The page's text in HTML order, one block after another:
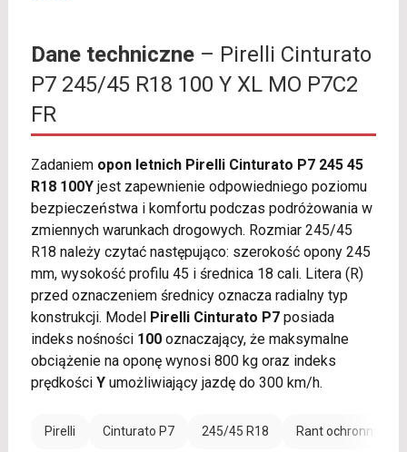
Dane techniczne– Pirelli Cinturato
P7 245/45 R18 100 Y XL MO P7C2
FR
Zadaniem opon letnich Pirelli Cinturato P7 245 45
R18 100Yjest zapewnienie odpowiedniego poziomu
bezpieczeństwa i komfortu podczas podróżowania w
zmiennych warunkach drogowych. Rozmiar 245/45
R18 należy czytać następująco: szerokość opony 245
mm, wysokość profilu 45 i średnica 18 cali. Litera (R)
przed oznaczeniem średnicy oznacza radialny typ
konstrukcji. Model Pirelli Cinturato P7posiada
indeks nośności 100oznaczający, że maksymalne
obciążenie na oponę wynosi 800 kg oraz indeks
prędkości Yumożliwiający jazdę do 300 km/h.
Pirelli Cinturato P7 245/45 R18 Rant ochronny (FR)